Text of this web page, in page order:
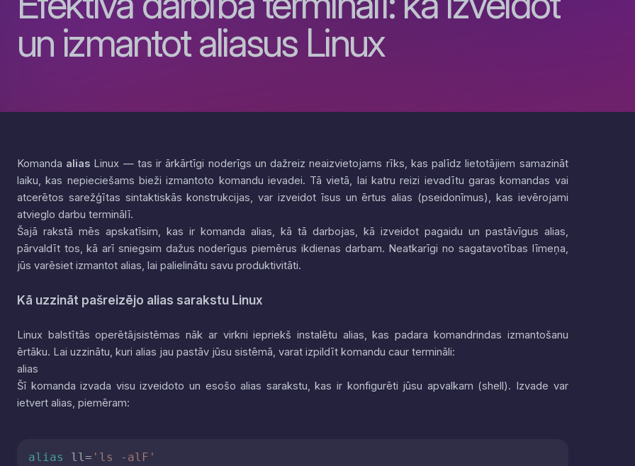
un izmantot aliasus Linux
Komanda alias Linux — tas ir ārkārtīgi noderīgs un dažreiz neaizvietojams rīks, kas palīdz lietotājiem samazināt
laiku, kas nepieciešams bieži izmantoto komandu ievadei. Tā vietā, lai katru reizi ievadītu garas komandas vai
atcerētos sarežģītas sintaktiskās konstrukcijas, var izveidot īsus un ērtus alias (pseidonīmus), kas ievērojami
atvieglo darbu terminālī.
Šajā rakstā mēs apskatīsim, kas ir komanda alias, kā tā darbojas, kā izveidot pagaidu un pastāvīgus alias,
pārvaldīt tos, kā arī sniegsim dažus noderīgus piemērus ikdienas darbam. Neatkarīgi no sagatavotības līmeņa,
jūs varēsiet izmantot alias, lai palielinātu savu produktivitāti.
Kā uzzināt pašreizējo alias sarakstu Linux
Linux balstītās operētājsistēmas nāk ar virkni iepriekš instalētu alias, kas padara komandrindas izmantošanu
ērtāku. Lai uzzinātu, kuri alias jau pastāv jūsu sistēmā, varat izpildīt komandu caur termināli:
alias
Šī komanda izvada visu izveidoto un esošo alias sarakstu, kas ir konfigurēti jūsu apvalkam (shell). Izvade var
ietvert alias, piemēram:
alias ll= 'ls -alF'